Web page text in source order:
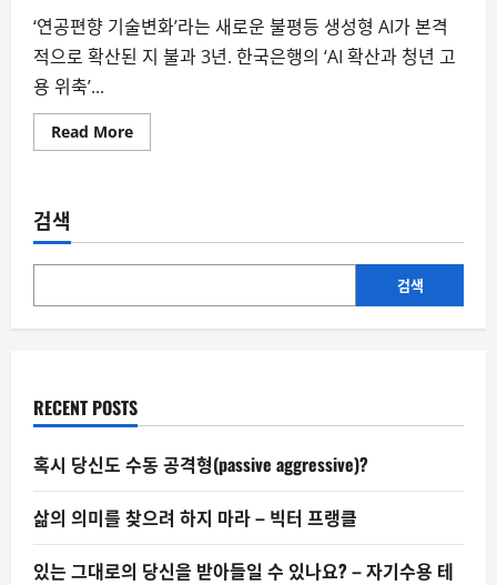
‘연공편향 기술변화’라는 새로운 불평등 생성형 AI가 본격
적으로 확산된 지 불과 3년. 한국은행의 ‘AI 확산과 청년 고
용 위축’...
Read MoreRead
more
년
자
를
협
한
은
보
서
검색
검색
RECENT POSTS
혹시 당신도 수동 공격형(passive aggressive)?
삶의 의미를 찾으려 하지 마라 – 빅터 프랭클
있는 그대로의 당신을 받아들일 수 있나요? – 자기수용 테